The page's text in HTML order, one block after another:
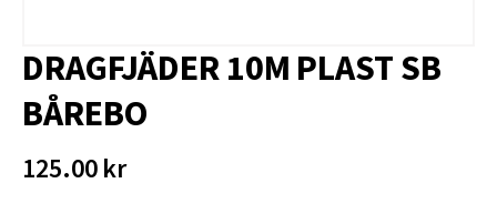
DRAGFJÄDER 10M PLAST SB
BÅREBO
125.00kr